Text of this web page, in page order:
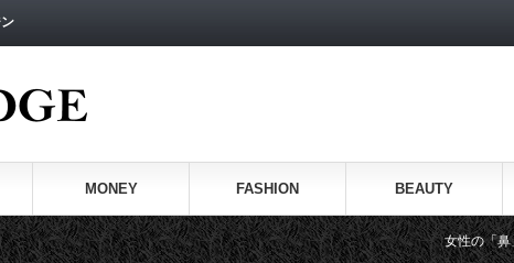
MONEY FASHION BEAUTY
女性の「鼻」や「耳」